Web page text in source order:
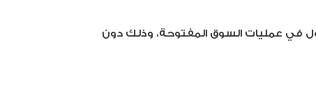
في عمليات السوق المفتوحة، وذلك دون